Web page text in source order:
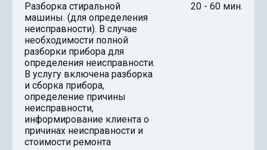
Разборка стиральной
машины. (для определения
неисправности). В случае
необходимости полной
разборки прибора для
определения неисправности.
В услугу включена разборка
и сборка прибора,
определение причины
неисправности,
информирование клиента о
причинах неисправности и
стоимости ремонта
20 - 60 мин.